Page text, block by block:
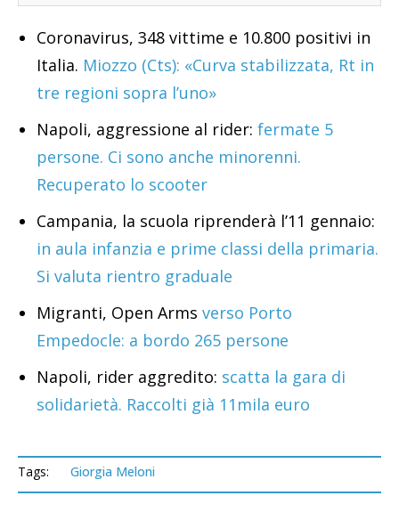
Coronavirus, 348 vittime e 10.800 positivi in
Italia. Miozzo (Cts): «Curva stabilizzata, Rt in
tre regioni sopra l’uno»
Napoli, aggressione al rider: fermate 5
persone. Ci sono anche minorenni.
Recuperato lo scooter
Campania, la scuola riprenderà l’11 gennaio:
in aula infanzia e prime classi della primaria.
Si valuta rientro graduale
Migranti, Open Arms verso Porto
Empedocle: a bordo 265 persone
Napoli, rider aggredito: scatta la gara di
solidarietà. Raccolti già 11mila euro
Tags: Giorgia Meloni